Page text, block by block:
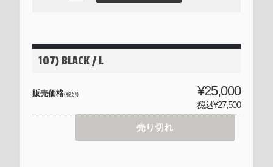
107) BLACK / L
販売価格(税別) ¥25,000
税込¥27,500
売り切れ